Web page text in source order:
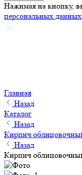
Нажимая на кнопку,
персональных данных
Главная
Назад
Каталог
Назад
Кирпич
Назад
Кирпич